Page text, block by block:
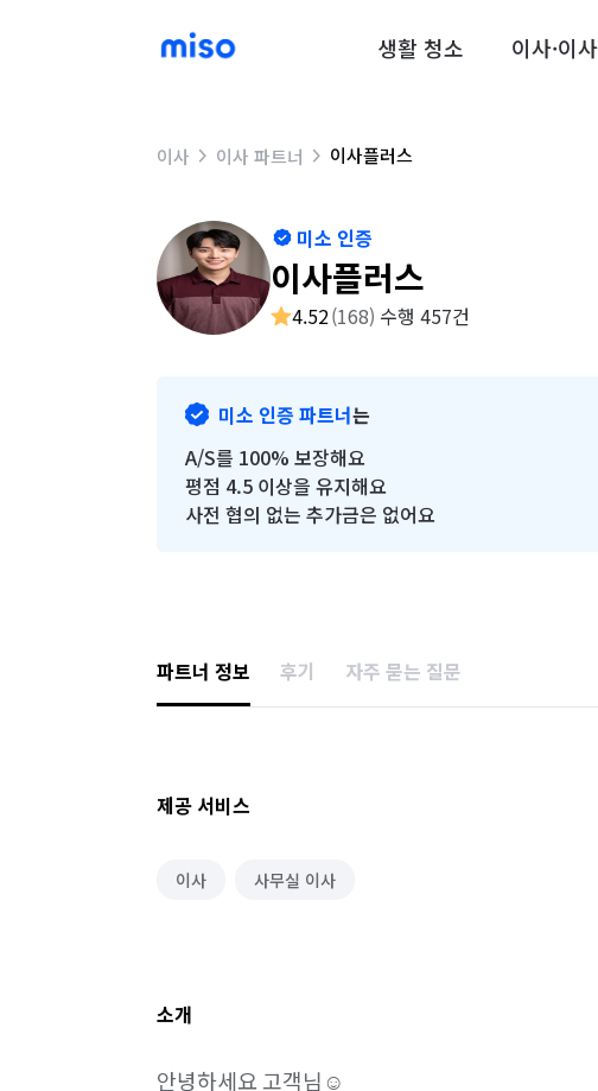
생활 청소 이사·이
이사 이사 파트너 이사플러스
미소 인증
이사플러스
4.52(168) 수행 457건
미소 인증 파트너는
A/S를 100% 보장해요
평점 4.5 이상을 유지해요
사전 협의 없는 추가금은 없어요
파트너 정보 후기 자주 묻는 질문
제공 서비스
이사 사무실 이사
소개
안녕하세요 고객님☺️